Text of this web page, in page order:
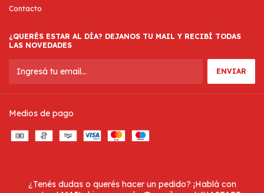
Contacto
¿QUERÉS ESTAR AL DÍA? DEJANOS TU MAIL Y RECIBÍ TODAS
LAS NOVEDADES
Medios de pago
¿Tenés dudas o querés hacer un pedido? ¡Hablá con